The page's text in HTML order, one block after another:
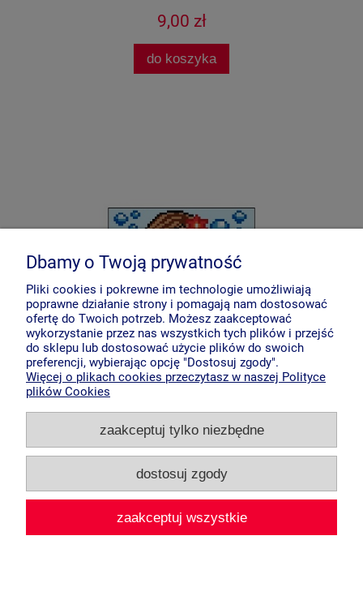
9,00 zł
do koszyka
Kanwa 585 Syrenka
9,00 zł
do koszyka
Dbamy o Twoją prywatność
Pliki cookies i pokrewne im technologie umożliwiają
poprawne działanie strony i pomagają nam dostosować
ofertę do Twoich potrzeb. Możesz zaakceptować
wykorzystanie przez nas wszystkich tych plików i przejść
do sklepu lub dostosować użycie plików do swoich
preferencji, wybierając opcję "Dostosuj zgody".
Więcej o plikach cookies przeczytasz w naszej Polityce
plików Cookies
zaakceptuj tylko niezbędne
dostosuj zgody
zaakceptuj wszystkie